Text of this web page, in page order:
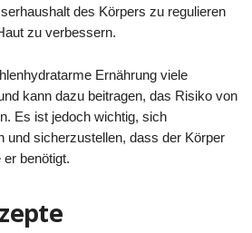
des Körpers zu regulieren
zu verbessern.
Ernährung viele
kann dazu beitragen, das Risiko von
Es ist jedoch wichtig, sich
und sicherzustellen, dass der Körper
benötigt.